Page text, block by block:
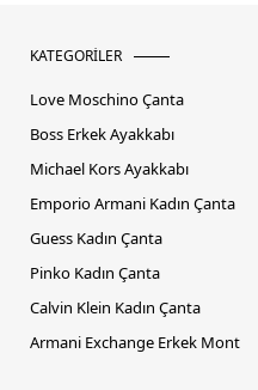
KATEGORİLER
Love Moschino Çanta
Boss Erkek Ayakkabı
Michael Kors Ayakkabı
Emporio Armani Kadın Çanta
Guess Kadın Çanta
Pinko Kadın Çanta
Calvin Klein Kadın Çanta
Armani Exchange Erkek Mont